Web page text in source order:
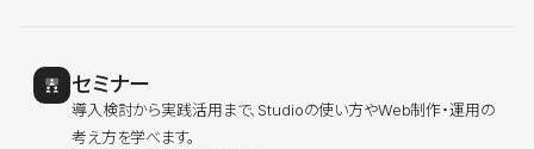
セミナー
導入検討から実践活用まで、Studioの使い方やWeb制作・運用の
考え方を学べます。